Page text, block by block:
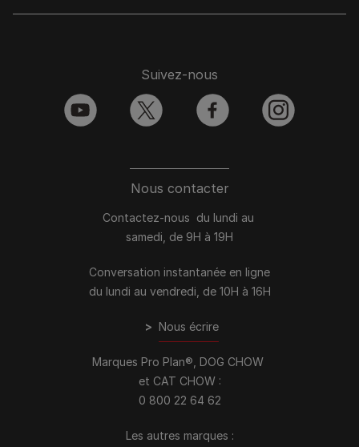
Nous contacter
Contactez-nous du lundi au
samedi, de 9H à 19H
Conversation instantanée en ligne
du lundi au vendredi, de 10H à 16H
> Nous écrire
Marques Pro Plan®, DOG CHOW
et CAT CHOW :
0 800 22 64 62
Les autres marques :​
Suivez-nous
youtube twitter facebook instagram